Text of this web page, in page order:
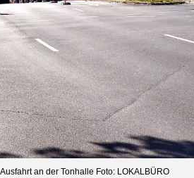
an der Ton­halle Foto: LOKALBÜRO